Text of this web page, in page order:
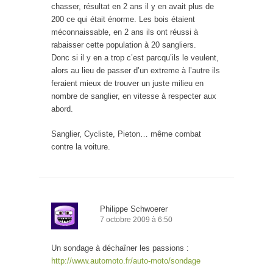
chasser, résultat en 2 ans il y en avait plus de
200 ce qui était énorme. Les bois étaient
méconnaissable, en 2 ans ils ont réussi à
rabaisser cette population à 20 sangliers.
Donc si il y en a trop c’est parcqu’ils le veulent,
alors au lieu de passer d’un extreme à l’autre ils
feraient mieux de trouver un juste milieu en
nombre de sanglier, en vitesse à respecter aux
abord.
Sanglier, Cycliste, Pieton… même combat
contre la voiture.
Philippe Schwoerer
7 octobre 2009 à 6:50
Un sondage à déchaîner les passions :
http://www.automoto.fr/auto-moto/sondage